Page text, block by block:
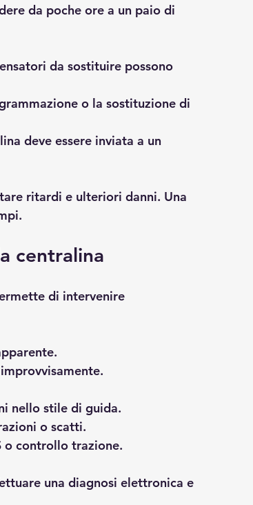
da poche ore a un paio di
da sostituire possono
o la sostituzione di
deve essere inviata a un
ritardi e ulteriori danni. Una
centralina
di intervenire
nello stile di guida.
o scatti.
o controllo trazione.
una diagnosi elettronica e